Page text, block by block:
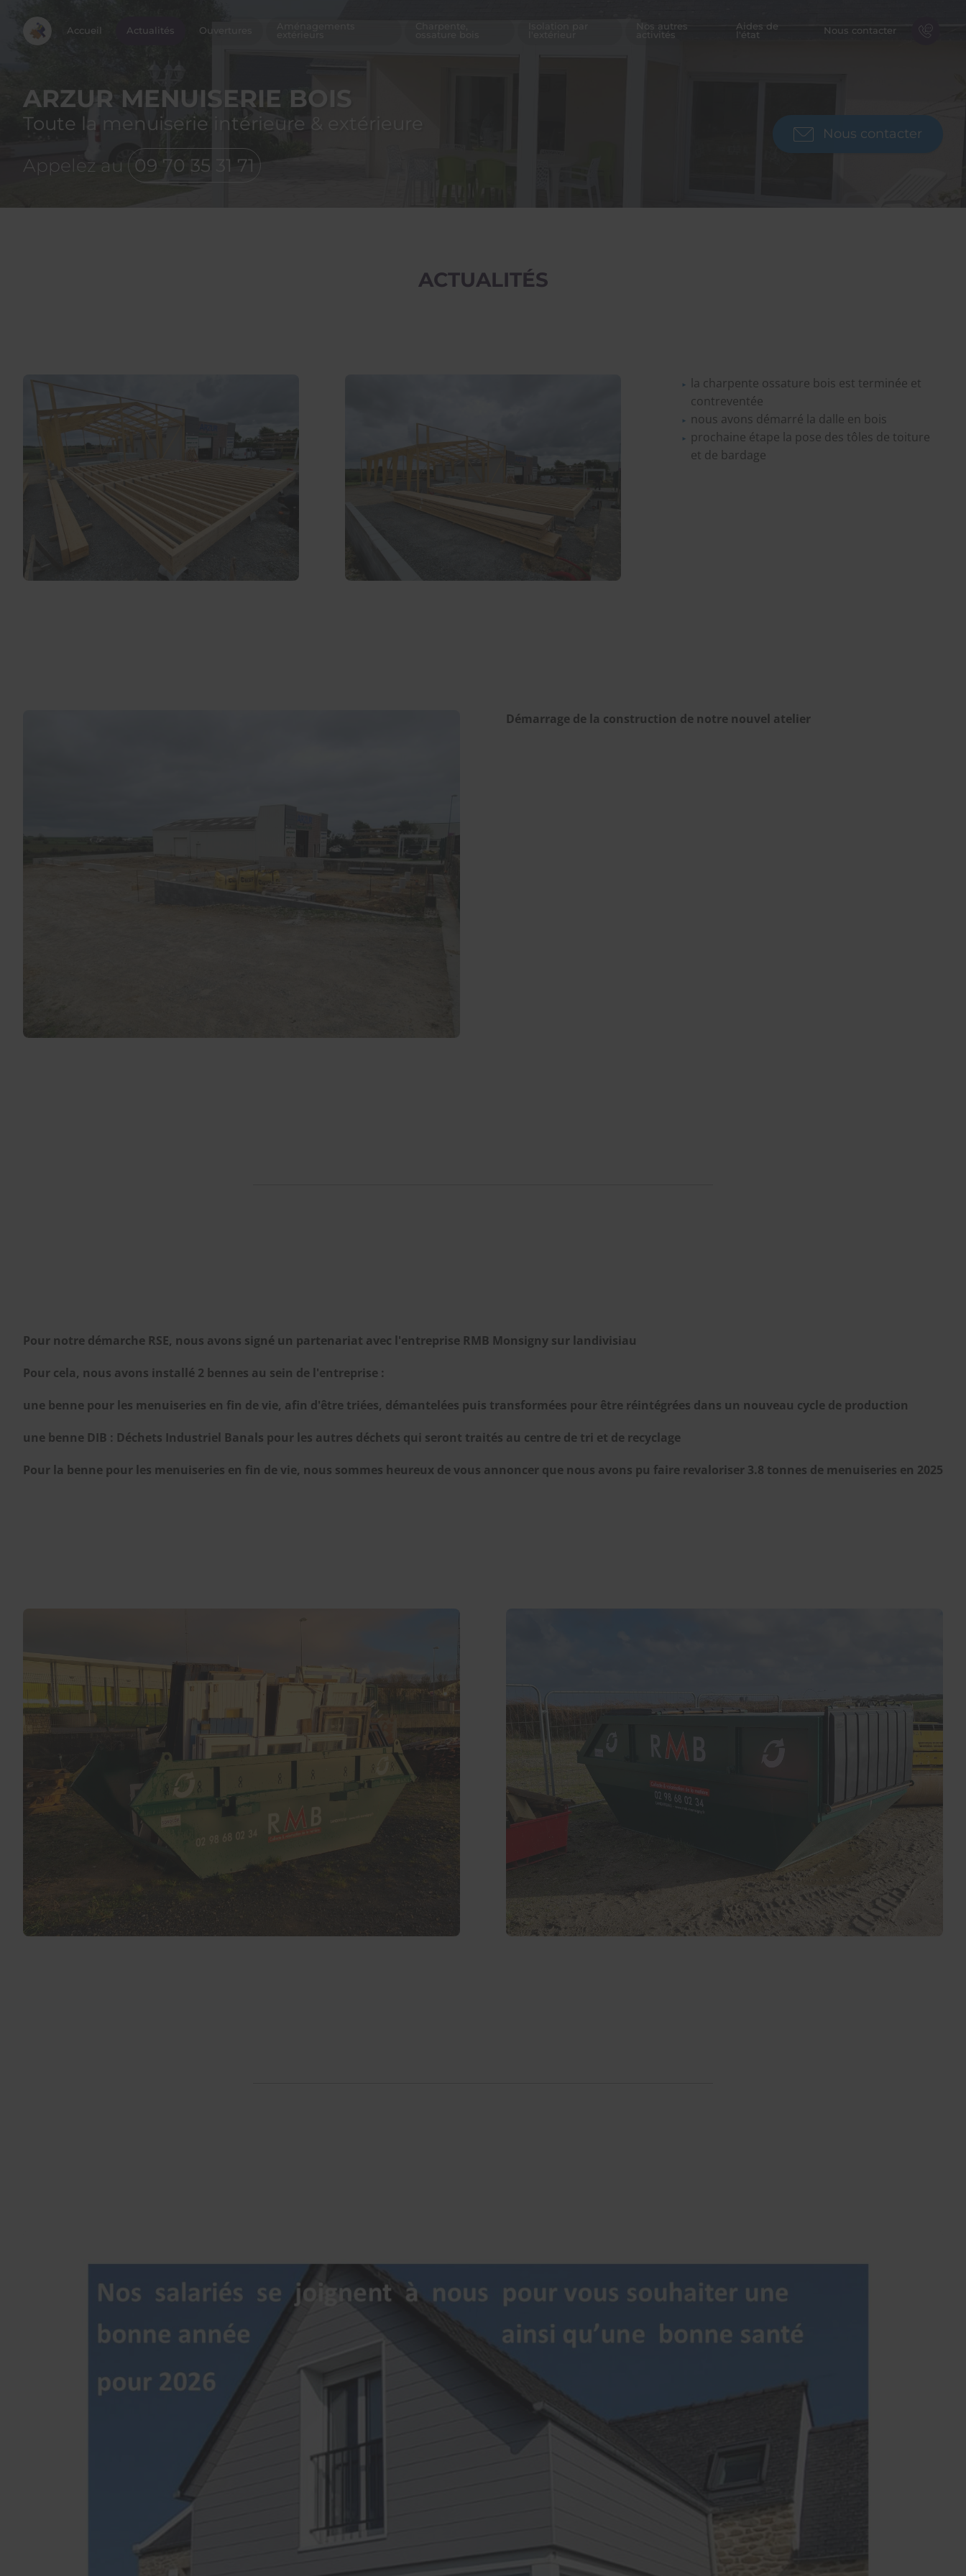
ARZUR MENUISERIE BOIS
Toute la menuiserie intérieure & extérieure
Appelez au 09 70 35 31 71
Nous contacter
Accueil Actualités Ouvertures
Nos autres
activités
Aides de
l'état
Nous contacter
ACTUALITÉS
la charpente ossature bois est terminée et
contreventée
nous avons démarré la dalle en bois
prochaine étape la pose des tôles de toiture
et de bardage
Démarrage de la construction de notre nouvel atelier
Pour notre démarche RSE, nous avons signé un partenariat avec l'entreprise RMB Monsigny sur landivisiau
Pour cela, nous avons installé 2 bennes au sein de l'entreprise :
une benne pour les menuiseries en fin de vie, afin d'être triées, démantelées puis transformées pour être réintégrées dans un nouveau cycle de production
une benne DIB : Déchets Industriel Banals pour les autres déchets qui seront traités au centre de tri et de recyclage
Pour la benne pour les menuiseries en fin de vie, nous sommes heureux de vous annoncer que nous avons pu faire revaloriser 3.8 tonnes de menuiseries en 2025